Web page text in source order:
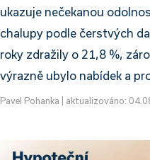
ukazuje nečekanou
chalupy podle čerstvých
roky zdražily o 21,8 %,
výrazně ubylo nabídek a
Pavel Pohanka aktualizováno: